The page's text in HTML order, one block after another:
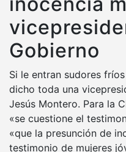
Gobierno
Si le entran sudores
dicho toda una
Jesús Montero. Para la
«se cuestione el
«que la presunción de
testimonio de mujeres